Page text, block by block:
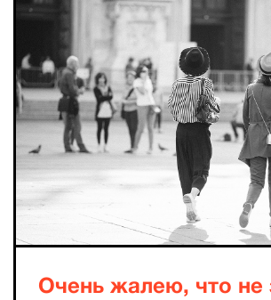
Очень жалею, что не